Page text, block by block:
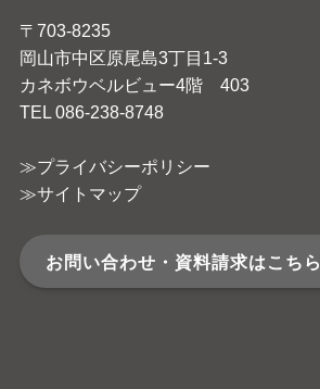
〒703-8235
岡山市中区原尾島3丁目1-3
カネボウベルビュー4階 403
TEL 086-238-8748
≫プライバシーポリシー
≫サイトマップ
お問い合わせ・資料請求はこちら